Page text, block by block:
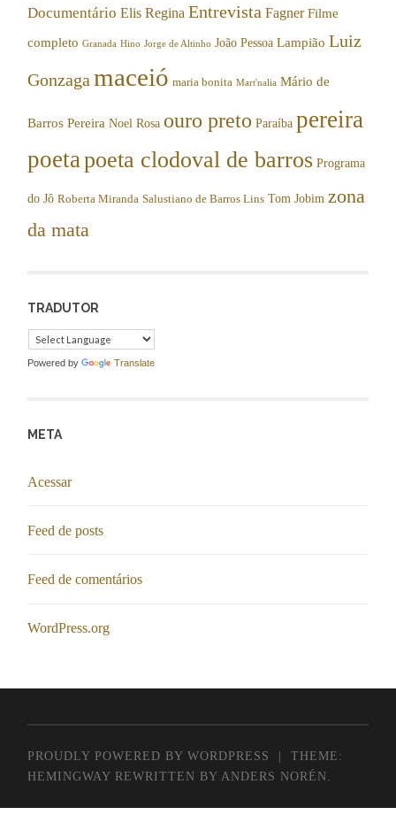
Documentário Elis Regina Entrevista Fagner Filme
completo Granada Hino Jorge de Altinho João Pessoa Lampião Luiz
Gonzaga maceió maria bonita Mart'nalia Mário de
Barros Pereira Noel Rosa ouro preto Paraíba pereira
poeta poeta clodoval de barros Programa
do Jô Roberta Miranda Salustiano de Barros Lins Tom Jobim zona
da mata
TRADUTOR
Powered by Translate
META
Acessar
Feed de posts
Feed de comentários
WordPress.org
PROUDLY POWERED BY WORDPRESS
THEME:
HEMINGWAY REWRITTEN BYANDERS NORÉN.